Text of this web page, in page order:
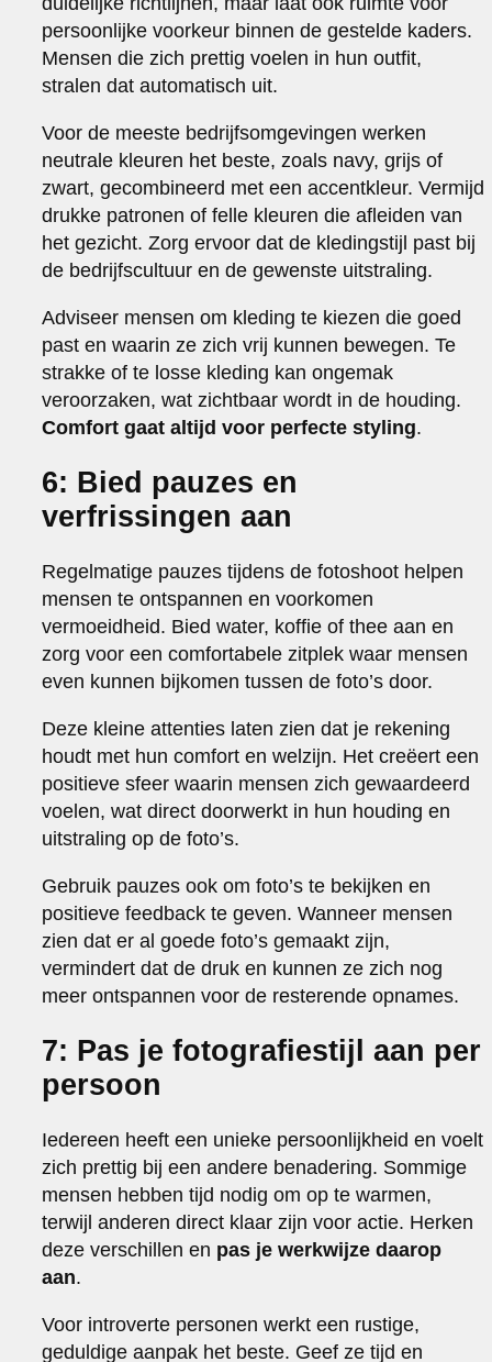
persoonlijke voorkeur binnen de gestelde kaders.
Mensen die zich prettig voelen in hun outfit,
stralen dat automatisch uit.
Voor de meeste bedrijfsomgevingen werken
neutrale kleuren het beste, zoals navy, grijs of
zwart, gecombineerd met een accentkleur. Vermijd
drukke patronen of felle kleuren die afleiden van
het gezicht. Zorg ervoor dat de kledingstijl past bij
de bedrijfscultuur en de gewenste uitstraling.
Adviseer mensen om kleding te kiezen die goed
past en waarin ze zich vrij kunnen bewegen. Te
strakke of te losse kleding kan ongemak
veroorzaken, wat zichtbaar wordt in de houding.
Comfort gaat altijd voor perfecte styling.
6: Bied pauzes en
verfrissingen aan
Regelmatige pauzes tijdens de fotoshoot helpen
mensen te ontspannen en voorkomen
vermoeidheid. Bied water, koffie of thee aan en
zorg voor een comfortabele zitplek waar mensen
even kunnen bijkomen tussen de foto’s door.
Deze kleine attenties laten zien dat je rekening
houdt met hun comfort en welzijn. Het creëert een
positieve sfeer waarin mensen zich gewaardeerd
voelen, wat direct doorwerkt in hun houding en
uitstraling op de foto’s.
Gebruik pauzes ook om foto’s te bekijken en
positieve feedback te geven. Wanneer mensen
zien dat er al goede foto’s gemaakt zijn,
vermindert dat de druk en kunnen ze zich nog
meer ontspannen voor de resterende opnames.
7: Pas je fotografiestijl aan per
persoon
Iedereen heeft een unieke persoonlijkheid en voelt
zich prettig bij een andere benadering. Sommige
mensen hebben tijd nodig om op te warmen,
terwijl anderen direct klaar zijn voor actie. Herken
deze verschillen en pas je werkwijze daarop
aan.
Voor introverte personen werkt een rustige,
geduldige aanpak het beste. Geef ze tijd en